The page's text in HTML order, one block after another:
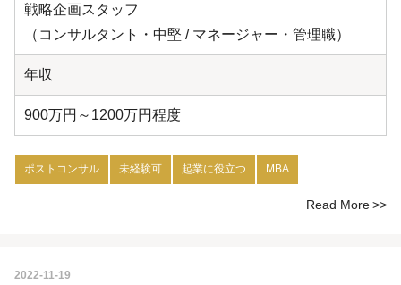
戦略企画スタッフ
（コンサルタント・中堅 / マネージャー・管理職）
年収
900万円～1200万円程度
ポストコンサル 未経験可 起業に役立つ MBA
Read More
2022-11-19